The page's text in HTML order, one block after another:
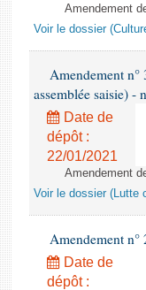
Amendement
Voir le dossier
Amendement
assemblée saisie) -
Date de
dépôt :
22/01/2021
Amendement
Voir le dossier (Lutte
Amendement n°
Date de
dépôt :